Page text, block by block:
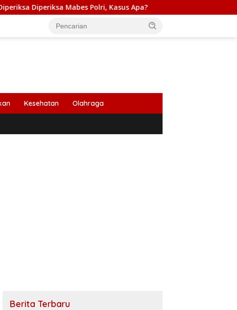
Mabes Polri, Kasus Apa? PB HIMABIR: Cetak Sawah Baru
Kesehatan Olahraga
Berita Terbaru